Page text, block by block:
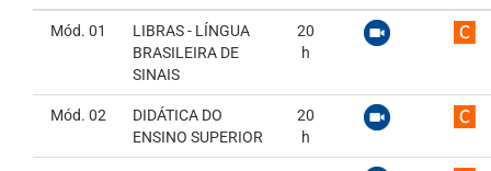
Mód. 01
LIBRAS - LÍNGUA
BRASILEIRA DE
SINAIS
20
h
Mód. 02
DIDÁTICA DO
ENSINO SUPERIOR
20
h